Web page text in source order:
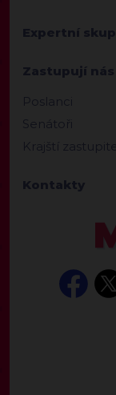
Expertní
Zastupují nás
Poslanci
Senátoři
Krajští
Kontakty